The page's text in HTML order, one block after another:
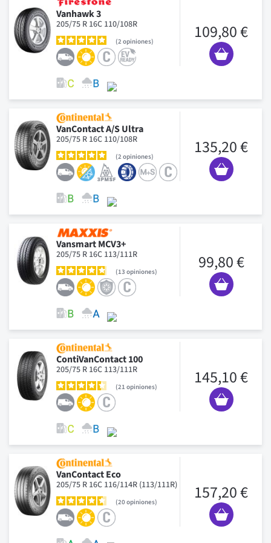
Vanhawk 3
205/75 R 16C 110/108R
2 opiniones 109,80 €
VanContact A/S Ultra
205/75 R 16C 110/108R
2 opiniones 135,20 €
Vansmart MCV3+
205/75 R 16C 113/111R
13 opiniones 99,80 €
ContiVanContact 100
205/75 R 16C 113/111R
21 opiniones 145,10 €
VanContact Eco
205/75 R 16C 116/114R (113/111R)
20opiniones 157,20 €